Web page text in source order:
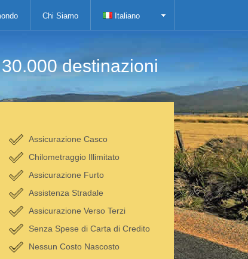
Chi Siamo Italiano
destinazioni
Assicurazione Casco
Chilometraggio Illimitato
Assicurazione Furto
Assistenza Stradale
Assicurazione Verso Terzi
Senza Spese di Carta di Credito
Nessun Costo Nascosto